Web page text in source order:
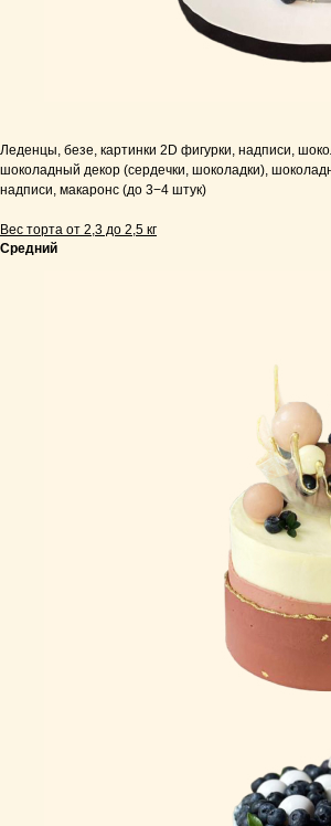
Леденцы, безе, картинки 2D фигурки, надписи,
шоколадный декор (сердечки, шоколадки),
надписи, макаронс (до 3−4 штук)
Вес торта от 2,3 до 2,5 кг
Средний